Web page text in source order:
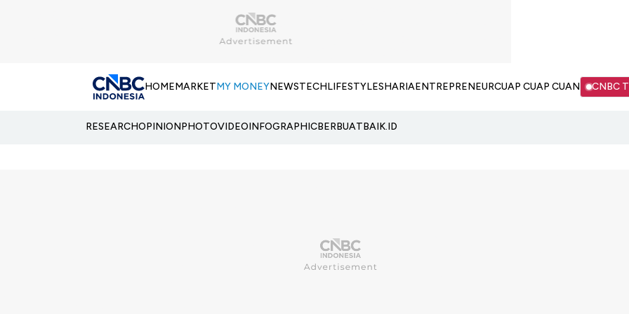
HOMEMARKETMY MONEYNEWSTECHLIFESTYLESHARIAENTREPRENEURCUAP CUAP CUAN CNBC
RESEARCHOPINIONPHOTOVIDEOINFOGRAPHICBERBUATBAIK.ID